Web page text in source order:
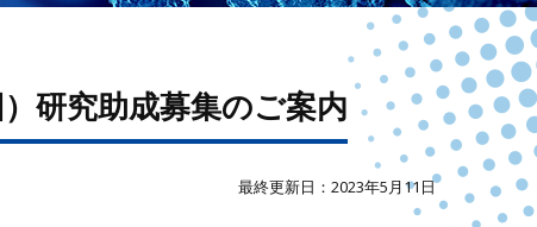
研究助成募集のご案内
最終更新日：2023年5月11日